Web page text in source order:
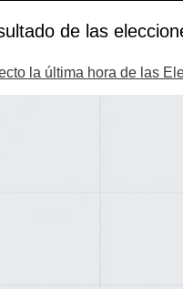
de las
la última hora de las